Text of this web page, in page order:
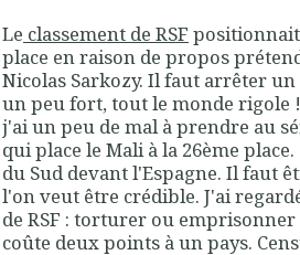
Le classement de RSF positionnait
place en raison de propos
Nicolas Sarkozy. Il faut arrêter
un peu fort, tout le monde rigole
j'ai un peu de mal à prendre au
qui place le Mali à la 26ème
du Sud devant l'Espagne. Il faut
l'on veut être crédible. J'ai
de RSF : torturer ou
coûte deux points à un pays.